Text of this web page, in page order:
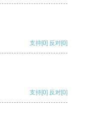
支持[0] 反对[0]
支持[0] 反对[0]